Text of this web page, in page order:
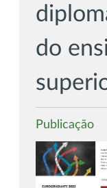
do
Publicação